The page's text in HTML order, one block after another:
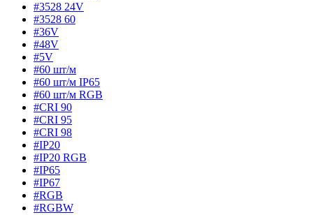
#3528 24V
#3528 60
#36V
#48V
#5V
#60 шт/м
#60 шт/м IP65
#60 шт/м RGB
#CRI 90
#CRI 95
#CRI 98
#IP20
#IP20 RGB
#IP65
#IP67
#RGB
#RGBW